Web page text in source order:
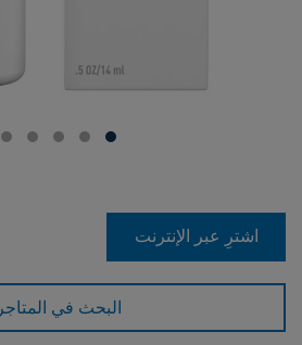
اشترِ عبر الإنترنت
البحث في المتاجر